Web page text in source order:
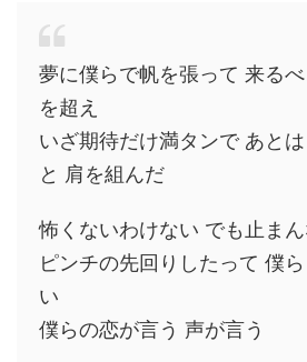
夢に僕らで帆を張って 来る
を超え
いざ期待だけ満タンで あと
と 肩を組んだ
怖くないわけない でも止ま
ピンチの先回りしたって 僕
い
僕らの恋が言う 声が言う